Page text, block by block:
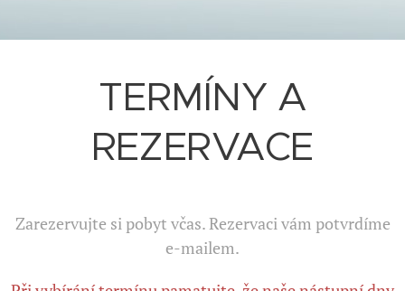
TERMÍNY A
REZERVACE
Zarezervujte si pobyt včas. Rezervaci vám potvrdíme
e-mailem.